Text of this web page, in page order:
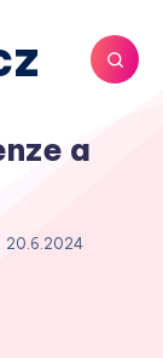
a
20.6.2024